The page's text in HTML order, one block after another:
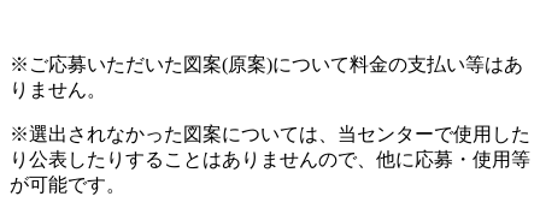
※ご応募いただいた図案(原案)について料金の支払い等はあ
りません。
※選出されなかった図案については、当センターで使用した
り公表したりすることはありませんので、他に応募・使用等
が可能です。